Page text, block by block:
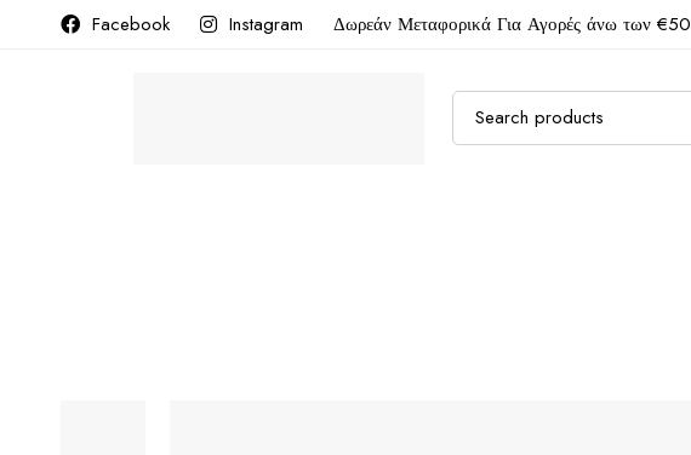
Facebook Instagram Δωρεάν Μεταφορικά Για Αγορές άνω των €50